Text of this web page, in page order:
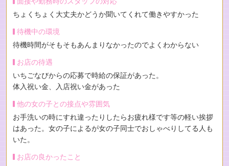
ちょくちょく大丈夫かどうか聞いてくれて働きやすかった
待機中の環境
待機時間がそもそもあんまりなかったのでよくわからない
お店の待遇
いちごなびからの応募で時給の保証があった。
体入祝い金、入店祝い金があった
他の女の子との接点や雰囲気
お手洗いの時にすれ違ったりしたらお疲れ様です等の軽い挨拶
はあった。女の子によるが女の子同士でおしゃべりしてる人も
いた。
お店の良かったこと